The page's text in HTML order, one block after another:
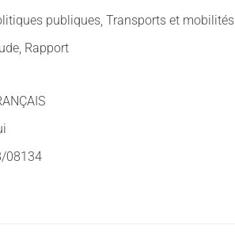
publiques, Transports et mobilités
Rapport
08134